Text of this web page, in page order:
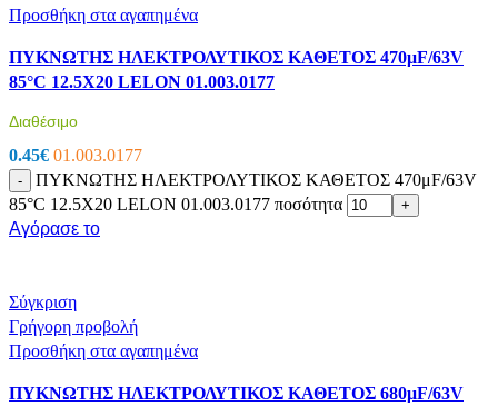
Προσθήκη στα αγαπημένα
ΠΥΚΝΩΤΗΣ ΗΛΕΚΤΡΟΛΥΤΙΚΟΣ ΚΑΘΕΤΟΣ 470μF/63V
85°C 12.5X20 LELON 01.003.0177
Διαθέσιμο
0.45€ 01.003.0177
-
ΠΥΚΝΩΤΗΣ ΗΛΕΚΤΡΟΛΥΤΙΚΟΣ ΚΑΘΕΤΟΣ 470μF/63V
85°C 12.5X20 LELON 01.003.0177 ποσότητα
+
Αγόρασε το
Σύγκριση
Γρήγορη προβολή
Προσθήκη στα αγαπημένα
ΠΥΚΝΩΤΗΣ ΗΛΕΚΤΡΟΛΥΤΙΚΟΣ ΚΑΘΕΤΟΣ 680μF/63V